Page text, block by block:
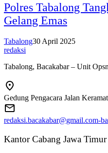
Polres Tabalong
Gelang Emas
Tabalong30 April 2025
redaksi
Tabalong, Bacakabar – Unit
Gedung Pengacara Jalan
redaksi.bacakabar@gmail.com-
Kantor Cabang Jawa Timur